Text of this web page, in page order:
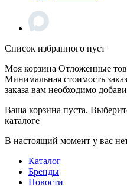
Список избранного пуст
Моя корзина Отложенные
Минимальная стоимость
заказа вам необходимо
Ваша корзина пуста.
каталоге
В настоящий момент у вас
Каталог
Бренды
Новости